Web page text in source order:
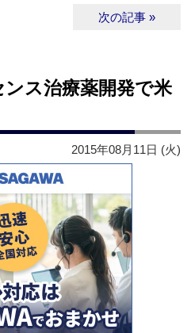
次の記事 »
ンス治療薬開発で米
2015年08月11日 (火)